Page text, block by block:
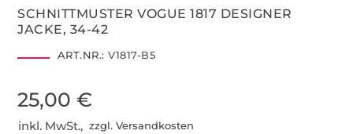
SCHNITTMUSTER VOGUE 1817 DESIGNER
JACKE, 34-42
ART.NR.: V1817-B5
25,00 €
inkl. MwSt.,zzgl. Versandkosten